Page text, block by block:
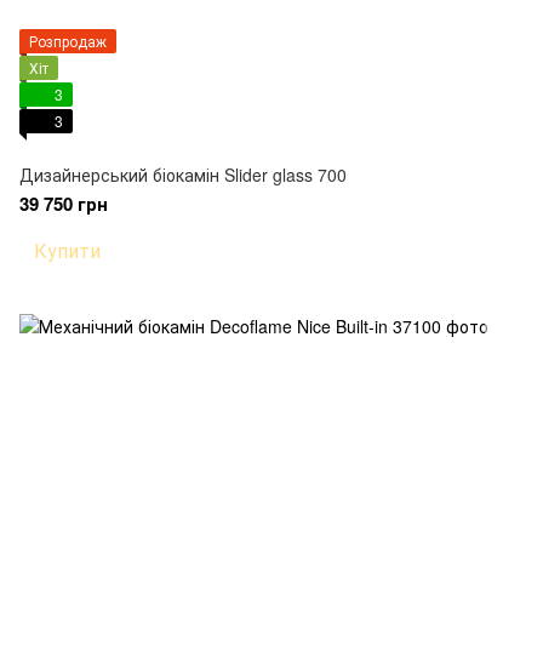
Розпродаж
Хіт
3
3
Дизайнерський біокамін Slider glass 700
39 750 грн
Купити